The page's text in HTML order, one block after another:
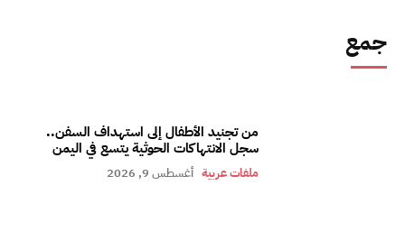
جمع
من تجنيد الأطفال إلى استهداف السفن..
سجل الانتهاكات الحوثية يتسع في اليمن
ملفات عربية أغسطس 9, 2026